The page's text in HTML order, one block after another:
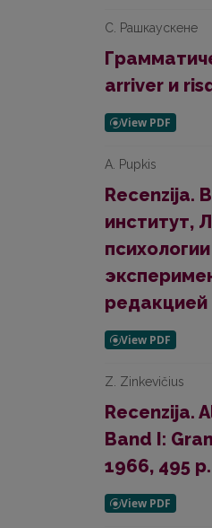
С. Рашкаускене
arriver и
A. Pupkis
Recenzija.
институт,
редакцией
Z. Zinkevičius
Recenzija.
Band I:
1966, 495 p.